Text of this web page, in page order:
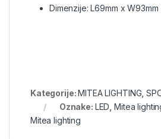
Dimenzije: L69mm x W93mm
Kategorije:MITEA LIGHTING ,
Oznake: LED ,Mitea
Mitea lighting